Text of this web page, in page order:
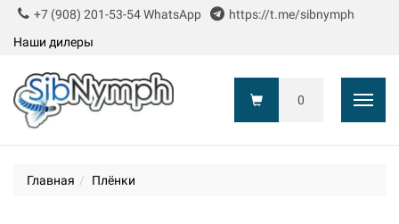
+7 (908) 201-53-54 WhatsApp
https://t.me/sibnymph
Наши дилеры
0
Главная Плёнки